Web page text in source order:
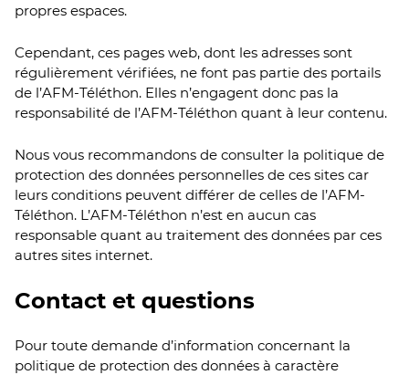
propres espaces.
Cependant, ces pages web, dont les adresses sont
régulièrement vérifiées, ne font pas partie des portails
de l’AFM-Téléthon. Elles n’engagent donc pas la
responsabilité de l’AFM-Téléthon quant à leur contenu.
Nous vous recommandons de consulter la politique de
protection des données personnelles de ces sites car
leurs conditions peuvent différer de celles de l’AFM-
Téléthon. L’AFM-Téléthon n’est en aucun cas
responsable quant au traitement des données par ces
autres sites internet.
Contact et questions
Pour toute demande d’information concernant la
politique de protection des données à caractère